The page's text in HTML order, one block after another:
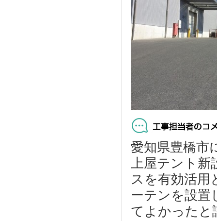
愛知県豊橋
上屋テント
スを有効活用
ーテンを設置
てよかったと